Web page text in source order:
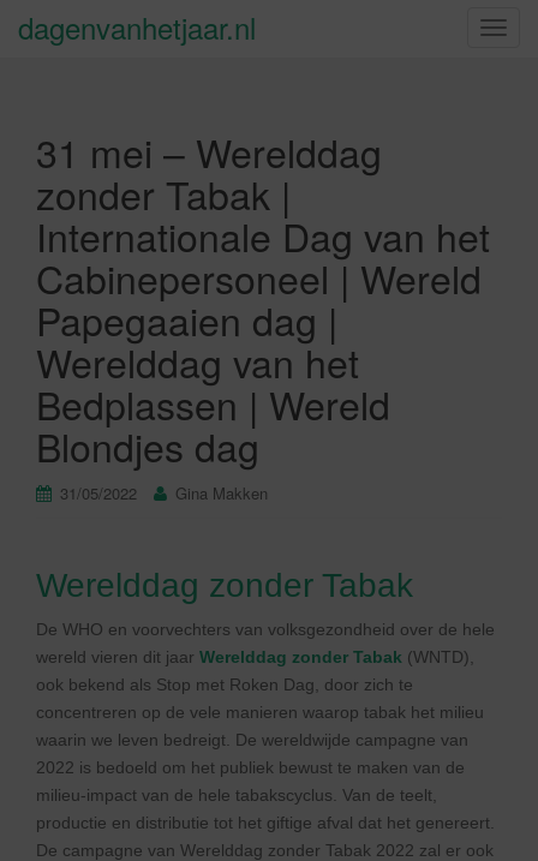
S
dagenvanhetjaar.nl
31 mei – Werelddag
zonder Tabak |
Internationale Dag van het
Cabinepersoneel | Wereld
Papegaaien dag |
Werelddag van het
Bedplassen | Wereld
Blondjes dag
31/05/2022 Gina Makken
Werelddag zonder Tabak
De WHO en voorvechters van volksgezondheid over de hele
wereld vieren dit jaar Werelddag zonder Tabak (WNTD),
ook bekend als Stop met Roken Dag, door zich te
concentreren op de vele manieren waarop tabak het milieu
waarin we leven bedreigt. De wereldwijde campagne van
2022 is bedoeld om het publiek bewust te maken van de
milieu-impact van de hele tabakscyclus. Van de teelt,
productie en distributie tot het giftige afval dat het genereert.
De campagne van Werelddag zonder Tabak 2022 zal er ook